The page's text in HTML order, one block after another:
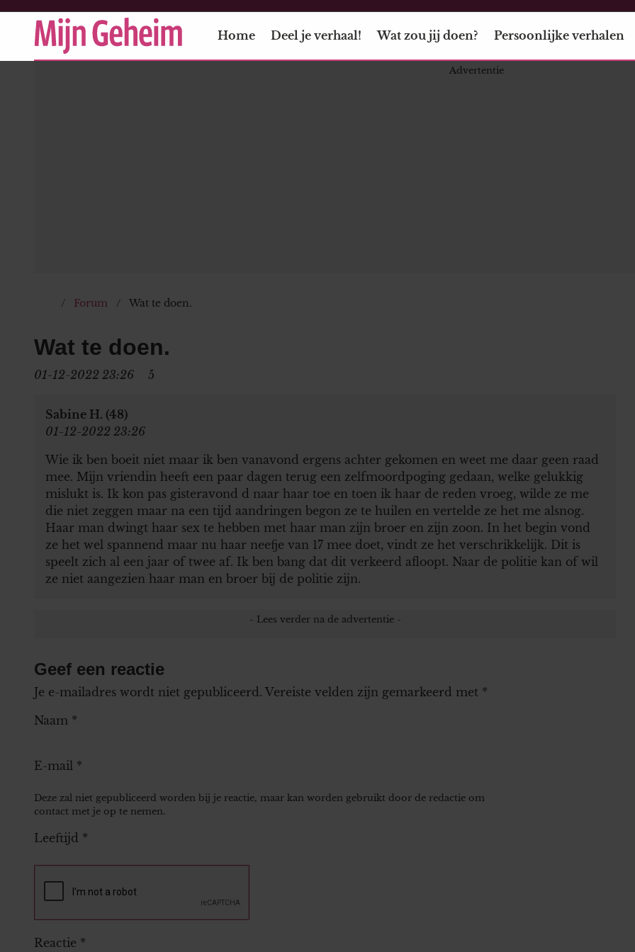
Home Deel je verhaal! Wat zou jij doen? Persoonlijke verhalen
Forum Wat te doen.
Wat te doen.
01-12-2022 23:26 5
Sabine H. (48)
01-12-2022 23:26
Wie ik ben boeit niet maar ik ben vanavond ergens achter gekomen en weet me daar geen raad
mee. Mijn vriendin heeft een paar dagen terug een zelfmoordpoging gedaan, welke gelukkig
mislukt is. Ik kon pas gisteravond d naar haar toe en toen ik haar de reden vroeg, wilde ze me
die niet zeggen maar na een tijd aandringen begon ze te huilen en vertelde ze het me alsnog.
Haar man dwingt haar sex te hebben met haar man zijn broer en zijn zoon. In het begin vond
ze het wel spannend maar nu haar neefje van 17 mee doet, vindt ze het verschrikkelijk. Dit is
speelt zich al een jaar of twee af. Ik ben bang dat dit verkeerd afloopt. Naar de politie kan of wil
ze niet aangezien haar man en broer bij de politie zijn.
Geef een reactie
Je e-mailadres wordt niet gepubliceerd. Vereiste velden zijn gemarkeerd met *
Naam *
E-mail *
Deze zal niet gepubliceerd worden bij je reactie, maar kan worden gebruikt door de redactie om
contact met je op te nemen.
Leeftijd *
Reactie *